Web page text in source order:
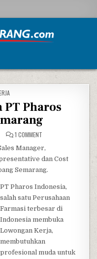
Pharos
1 COMMENT
Manager,
dan Cost
Semarang.
PT Pharos Indonesia,
salah satu Perusahaan
Farmasi terbesar di
Indonesia membuka
Lowongan Kerja,
membutuhkan
profesional muda untuk